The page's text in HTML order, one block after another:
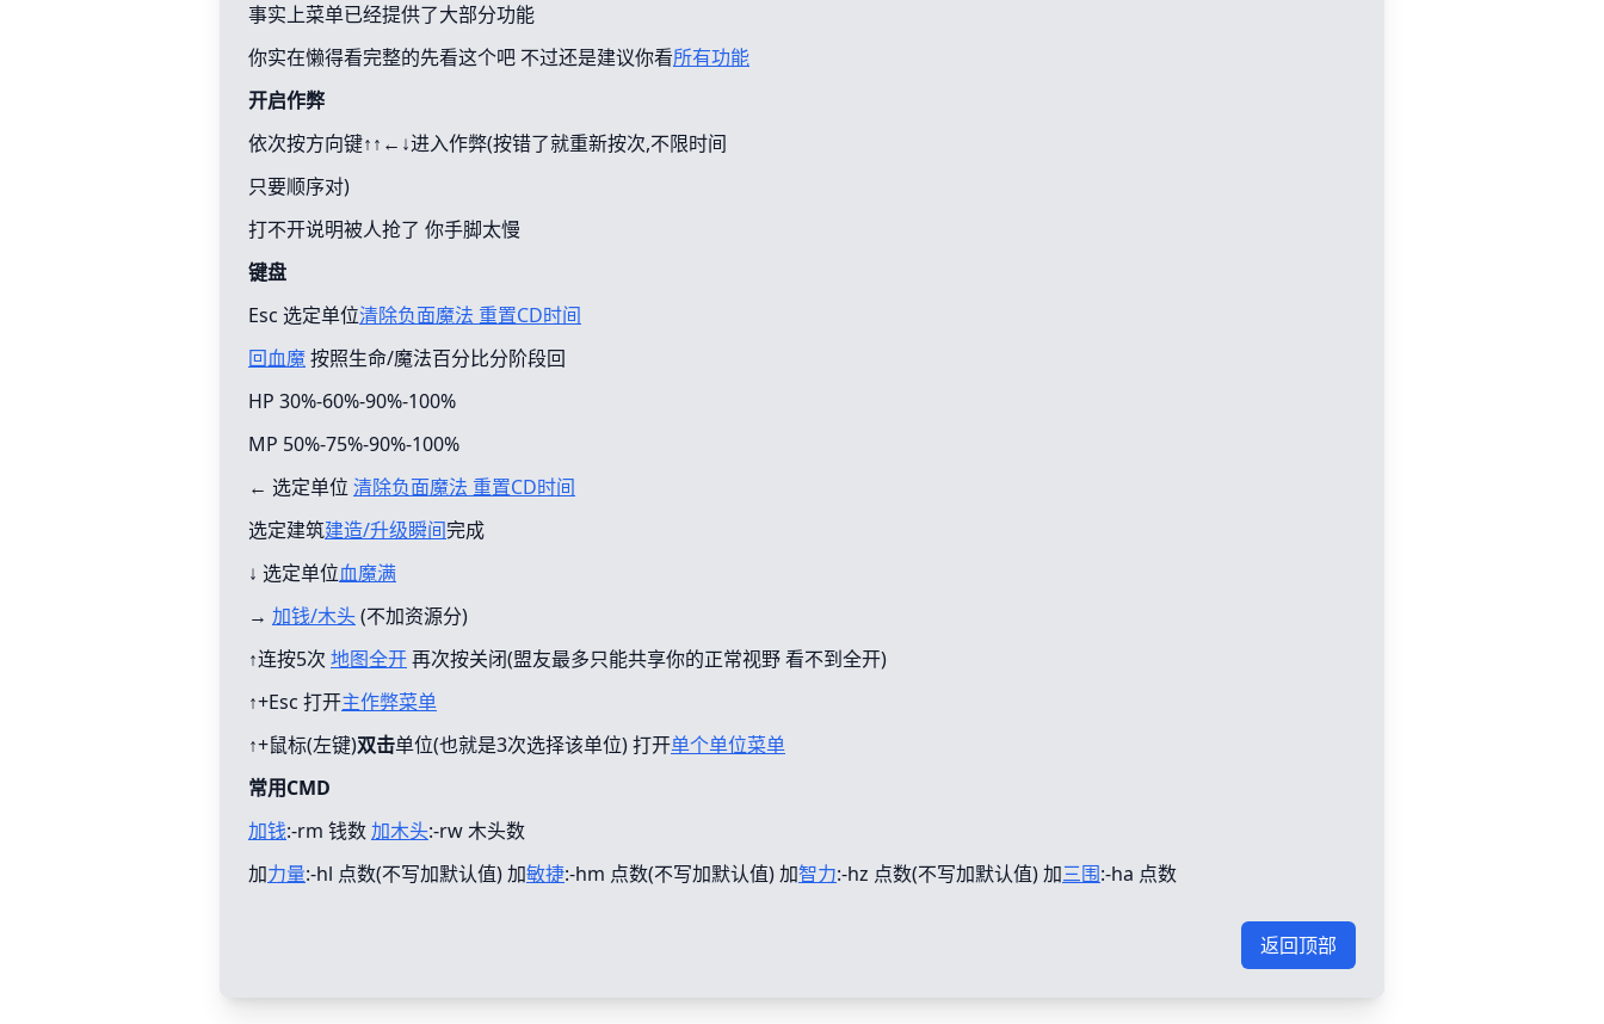
事实上菜单已经提供了大部分功能
你实在懒得看完整的先看这个吧 不过还是建议你看所有功能
开启作弊
依次按方向键↑↑←↓进入作弊(按错了就重新按次,不限时间
只要顺序对)
打不开说明被人抢了 你手脚太慢
键盘
Esc 选定单位清除负面魔法 重置CD时间
回血魔按照生命/魔法百分比分阶段回
HP 30%-60%-90%-100%
MP 50%-75%-90%-100%
← 选定单位 清除负面魔法 重置CD时间
选定建筑建造/升级瞬间完成
↓ 选定单位血魔满
→ 加钱/木头(不加资源分)
↑连按5次 地图全开再次按关闭(盟友最多只能共享你的正常视野 看不到全开)
↑+Esc 打开主作弊菜单
↑+鼠标(左键)双击单位(也就是3次选择该单位) 打开单个单位菜单
常用CMD
加钱:-rm 钱数加木头:-rw 木头数
加力量:-hl 点数(不写加默认值) 加敏捷:-hm 点数(不写加默认值) 加智力:-hz 点数(不写加默认值) 加三围:-ha 点数
返回顶部